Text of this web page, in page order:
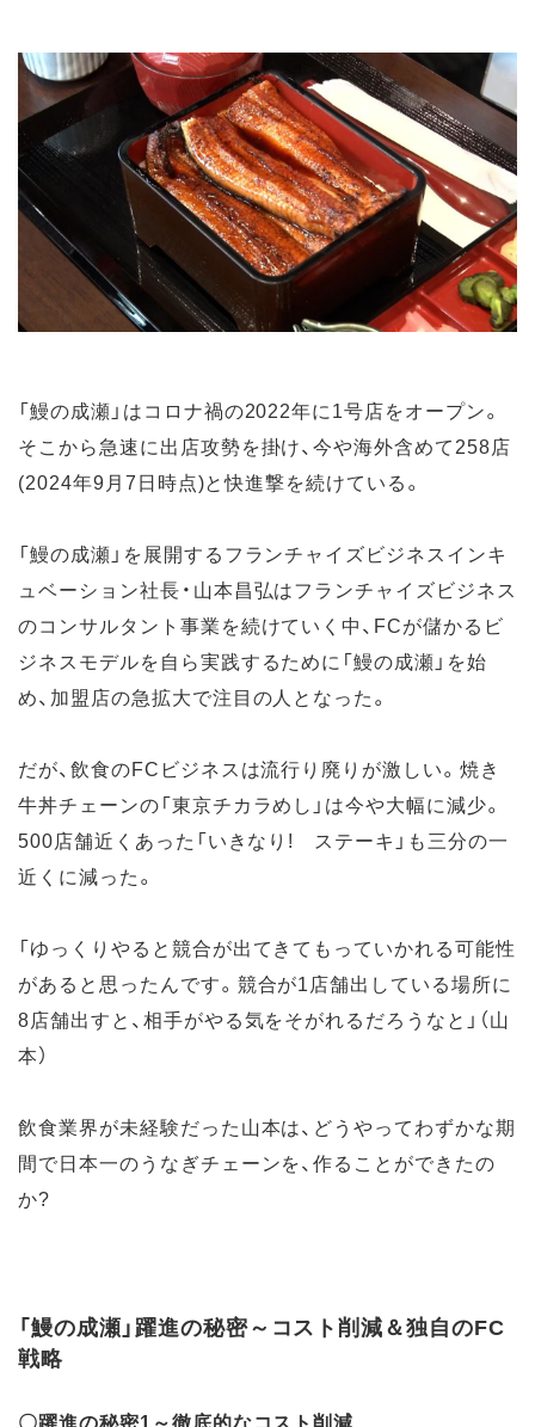
「鰻の成瀬」はコロナ禍の2022年に1号店をオープン。
そこから急速に出店攻勢を掛け、今や海外含めて258店
(2024年9月7日時点)と快進撃を続けている。
「鰻の成瀬」を展開するフランチャイズビジネスインキ
ュベーション社長・山本昌弘はフランチャイズビジネス
のコンサルタント事業を続けていく中、FCが儲かるビ
ジネスモデルを自ら実践するために「鰻の成瀬」を始
め、加盟店の急拡大で注目の人となった。
だが、飲食のFCビジネスは流行り廃りが激しい。焼き
牛丼チェーンの「東京チカラめし」は今や大幅に減少。
500店舗近くあった「いきなり! ステーキ」も三分の一
近くに減った。
「ゆっくりやると競合が出てきてもっていかれる可能性
があると思ったんです。競合が1店舗出している場所に
8店舗出すと、相手がやる気をそがれるだろうなと」（山
本）
飲食業界が未経験だった山本は、どうやってわずかな期
間で日本一のうなぎチェーンを、作ることができたの
か?
「鰻の成瀬」躍進の秘密～コスト削減＆独自のFC
戦略